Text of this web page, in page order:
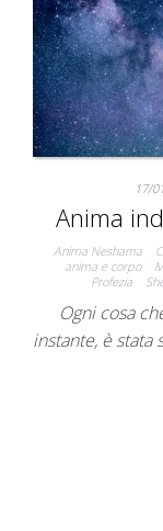
17/
Anima
Anima Neshama
anima e corpo
Profezia
Ogni cosa
instante, è